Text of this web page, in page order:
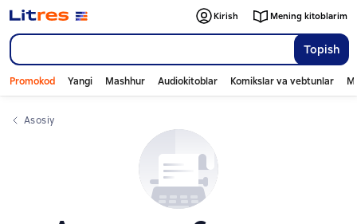
Topish
Kirish Mening kitoblarim
Promokod Yangi Mashhur Audiokitoblar Komikslar va vebtunlar
Asosiy
Слайдер с книгами
Слайдер с книгами